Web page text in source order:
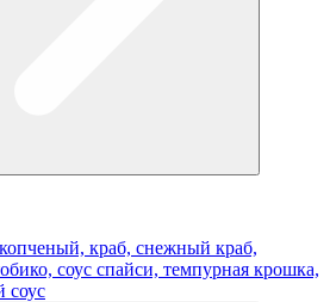
краб, снежный краб,
соус спайси, темпурная крошка,
соус